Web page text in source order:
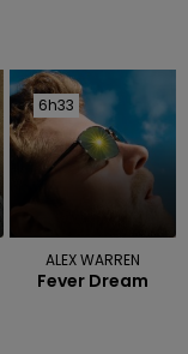
6h33
6h33
ALEX WARREN
Fever Dream